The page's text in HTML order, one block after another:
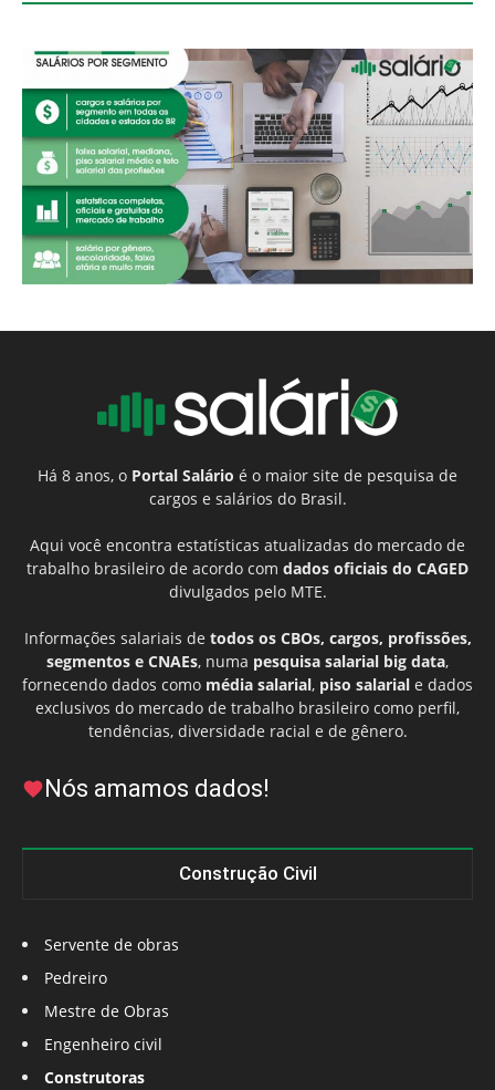
Há 8 anos, o Portal Salário é o maior site de pesquisa de
cargos e salários do Brasil.
Aqui você encontra estatísticas atualizadas do mercado de
trabalho brasileiro de acordo com dados oficiais do CAGED
divulgados pelo MTE.
Informações salariais de todos os CBOs, cargos, profissões,
segmentos e CNAEs, numa pesquisa salarial big data,
fornecendo dados como média salarial, piso salarial e dados
exclusivos do mercado de trabalho brasileiro como perfil,
tendências, diversidade racial e de gênero.
Nós amamos dados!
Construção Civil
Servente de obras
Pedreiro
Mestre de Obras
Engenheiro civil
Construtoras